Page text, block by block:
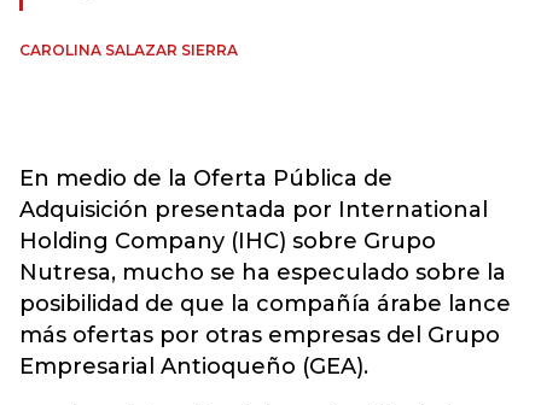
CAROLINA SALAZAR SIERRA
En medio de la Oferta Pública de
Adquisición presentada por International
Holding Company (IHC) sobre Grupo
Nutresa, mucho se ha especulado sobre la
posibilidad de que la compañía árabe lance
más ofertas por otras empresas del Grupo
Empresarial Antioqueño (GEA).